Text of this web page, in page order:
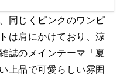
同じくピンクのワンピ
は肩にかけており、涼
誌のメインテーマ「夏
上品で可愛らしい雰囲